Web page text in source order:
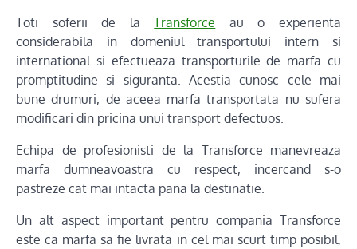
Toti soferii de laTransforce au o experienta
considerabila in domeniul transportului intern si
international si efectueaza transporturile de marfa cu
promptitudine si siguranta. Acestia cunosc cele mai
bune drumuri, de aceea marfa transportata nu sufera
modificari din pricina unui transport defectuos.
Echipa de profesionisti de la Transforce manevreaza
marfa dumneavoastra cu respect, incercand s-o
pastreze cat mai intacta pana la destinatie.
Un alt aspect important pentru compania Transforce
este ca marfa sa fie livrata in cel mai scurt timp posibil,